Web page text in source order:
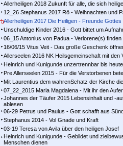
Allerheiligen 2018 Zukunft für alle, die sich
12_26 Stephanus 2017 Rö - Weihnachten und
Allerheiligen 2017 Die Heiligen - Freunde
Unschuldige Kinder 2016 - Gott bittet um
06_15 Antonius von Padua - Verlorene(s) finden
16/06/15 Vitus Veit - Das große Geschenk
Allerseelen 2016 NK Heilsgemeinschaft mit den
Heinrich und Kunigunde unzertrennbar bis
Pre Allerseelen 2015 - Für die Verstorbenen
Mit Laurentius dem wahrenSchatz der Kirche
07_22_2015 Maria Magdalena - Mit ihr den
Johannes der Täufer 2015 Lebensinhalt und -
ablesen
06-29 Petrus und Paulus - Gott schafft aus
Stephanus 2014 - Vol Gnade und Kraft
03-19 Teresa von Avila über den heiligen Josef
Heinrich und Kunigunde - Gebildet und
Menschen dienen